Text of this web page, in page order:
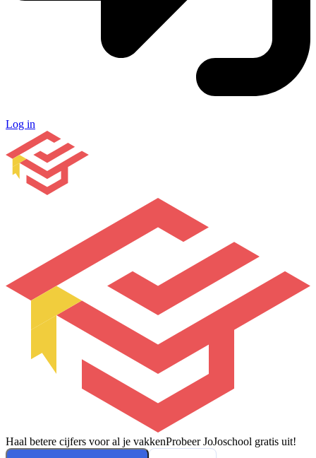
Log in
Haal betere cijfers voor al je vakkenProbeer JoJoschool gratis uit!